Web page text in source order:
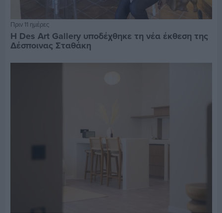
Πριν 11 ημέρες
Η Des Art Gallery υποδέχθηκε τη νέα έκθεση της
Δέσποινας Σταθάκη